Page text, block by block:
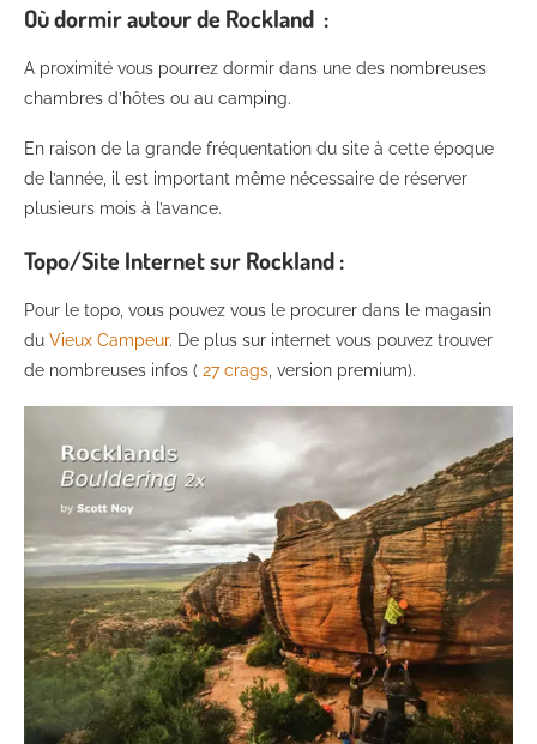
Où dormir autour de Rockland :
A proximité vous pourrez dormir dans une des nombreuses
chambres d’hôtes ou au camping.
En raison de la grande fréquentation du site à cette époque
de l’année, il est important même nécessaire de réserver
plusieurs mois à l’avance.
Topo/Site Internet sur Rockland :
Pour le topo, vous pouvez vous le procurer dans le magasin
du Vieux Campeur. De plus sur internet vous pouvez trouver
de nombreuses infos ( 27 crags , version premium).